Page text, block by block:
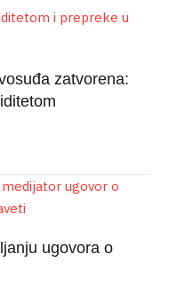
zatvorena:
ugovora o